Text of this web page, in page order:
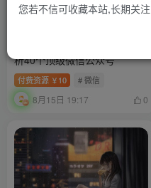
析40个顶级微信公众号
付费资源 ￥ 10 # 微信
8月15日 19:17 0
您若不信可收藏本站,长期关